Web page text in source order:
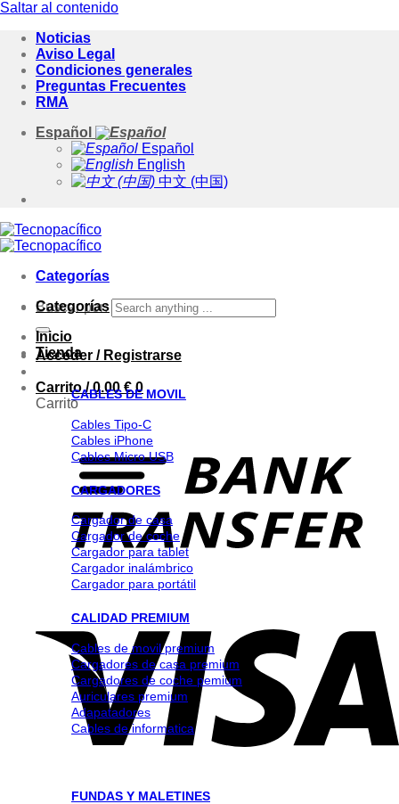
Saltar al contenido
Noticias
Aviso Legal
Condiciones generales
Preguntas Frecuentes
RMA
Español
Español
English
中文 (中国)
Categorías
Buscar por:
Acceder / Registrarse
Carrito /0.00€ 0
Carrito
Categorías
Inicio
Tienda
CABLES DE MOVIL
Cables Tipo-C
Cables iPhone
Cables Micro USB
CARGADORES
Cargador de casa
Cargador de coche
Cargador para tablet
Cargador inalámbrico
Cargador para portátil
CALIDAD PREMIUM
Cables de movil premium
Cargadores de casa premium
Cargadores de coche pemium
Auriculares premium
Adapatadores
Cables de informatica
FUNDAS Y MALETINES